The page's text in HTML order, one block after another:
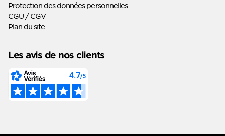
Protection des données personnelles
CGU / CGV
Plan du site
Les avis de nos clients